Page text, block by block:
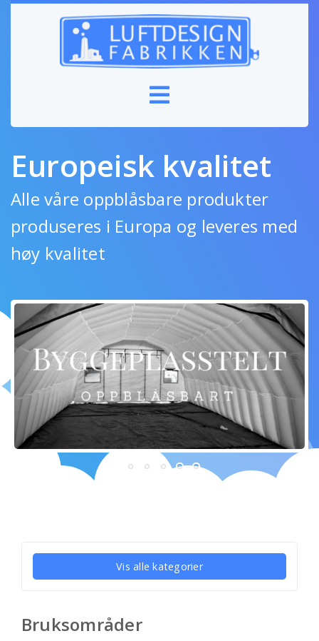
Europeisk kvalitet
Alle våre oppblåsbare produkter
produseres i Europa og leveres med
høy kvalitet
Vis alle kategorier
Bruksområder